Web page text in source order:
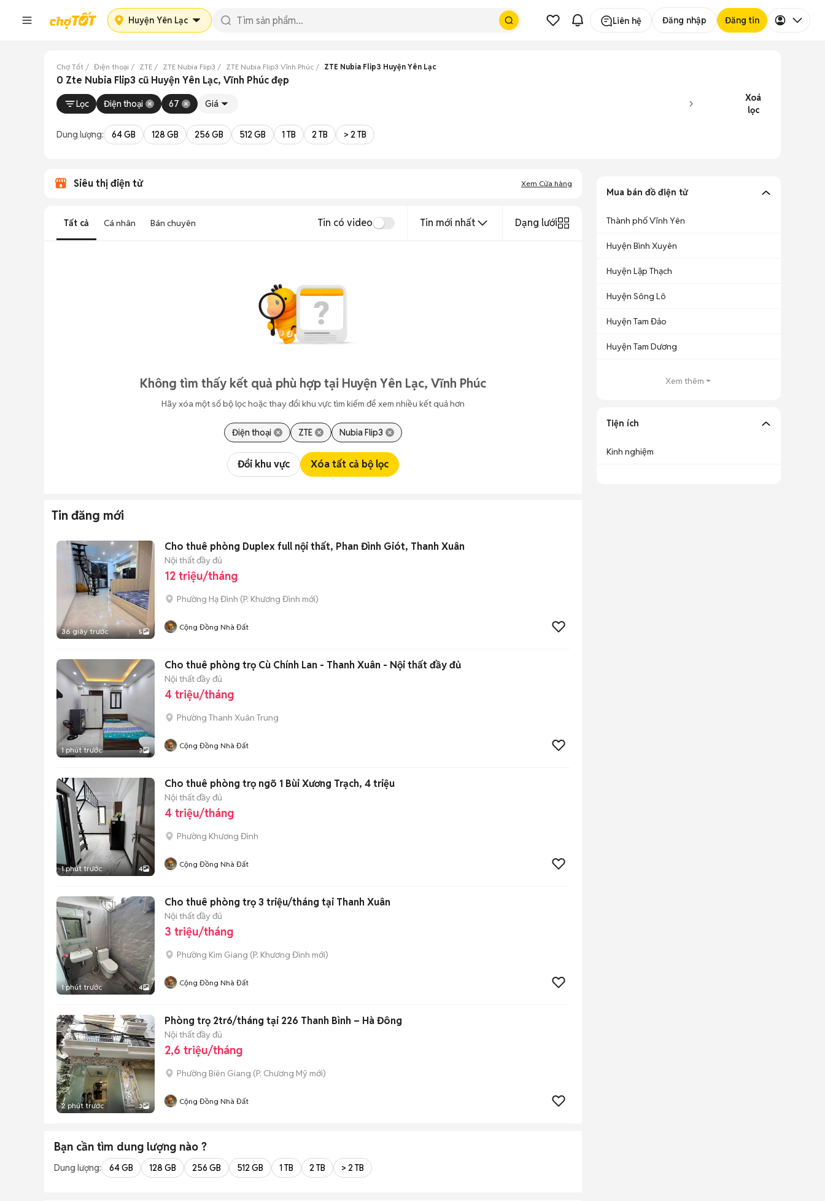
Huyện Yên Lạc Liên hệ Đăng nhập Đăng tin
Chợ Tốt Điện thoại ZTE ZTE Nubia Flip3 ZTE Nubia Flip3 Vĩnh Phúc ZTE Nubia Flip3 Huyện Yên Lạc
0 Zte Nubia Flip3 cũ Huyện Yên Lạc, Vĩnh Phúc đẹp
Lọc Điện thoại 67 Giá
Xoá
lọc
Dung lượng: 64 GB 128 GB 256 GB 512 GB 1 TB 2 TB > 2 TB
Siêu thị điện tử Xem Cửa hàng
Tất cả Cá nhân Bán chuyên Tin có video Tin mới nhất Dạng lưới
Không tìm thấy kết quả phù hợp tại Huyện Yên Lạc, Vĩnh Phúc
Hãy xóa một số bộ lọc hoặc thay đổi khu vực tìm kiếm để xem nhiều kết quả hơn
Điện thoại ZTE Nubia Flip3
Đổi khu vực Xóa tất cả bộ lọc
Tin đăng mới
36 giây trước 5
Cho thuê phòng Duplex full nội thất, Phan Đình Giót, Thanh Xuân
Nội thất đầy đủ
12 triệu/tháng
Phường Hạ Đình (P. Khương Đình mới)
Cộng Đồng Nhà Đất
1 phút trước 3
Cho thuê phòng trọ Cù Chính Lan - Thanh Xuân - Nội thất đầy đủ
Nội thất đầy đủ
4 triệu/tháng
Phường Thanh Xuân Trung
Cộng Đồng Nhà Đất
1 phút trước 4
Cho thuê phòng trọ ngõ 1 Bùi Xương Trạch, 4 triệu
Nội thất đầy đủ
4 triệu/tháng
Phường Khương Đình
Cộng Đồng Nhà Đất
1 phút trước 4
Cho thuê phòng trọ 3 triệu/tháng tại Thanh Xuân
Nội thất đầy đủ
3 triệu/tháng
Phường Kim Giang (P. Khương Đình mới)
Cộng Đồng Nhà Đất
2 phút trước 3
Phòng trọ 2tr6/tháng tại 226 Thanh Bình – Hà Đông
Nội thất đầy đủ
2,6 triệu/tháng
Phường Biên Giang (P. Chương Mỹ mới)
Cộng Đồng Nhà Đất
Bạn cần tìm dung lượng nào ?
Dung lượng: 64 GB 128 GB 256 GB 512 GB 1 TB 2 TB > 2 TB
Mua bán đồ điện tử
Thành phố Vĩnh Yên
Huyện Bình Xuyên
Huyện Lập Thạch
Huyện Sông Lô
Huyện Tam Đảo
Huyện Tam Dương
Xem thêm
Tiện ích
Kinh nghiệm